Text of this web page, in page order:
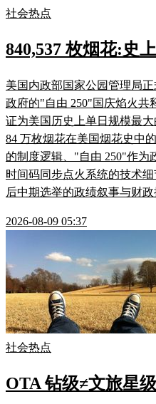
社会热点
840,537 枚烟花:史
美国内政部国家公园管理局
政府的"自由 250"国庆焰火共
证为美国历史上单日规模最
84 万枚烟花在美国烟花史中
的制度逻辑、"自由 250"作为
时间码同步点火系统的技术
后中期选举的政绩叙事与财政
2026-08-09 05:37
社会热点
OTA 钻级≠文旅星